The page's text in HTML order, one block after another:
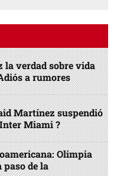
la verdad sobre vida
a rumores
Martínez suspendió
Miami ?
Olimpia
paso de la